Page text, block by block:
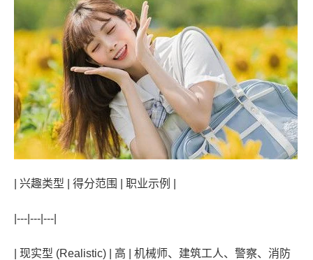
| 兴趣类型 | 得分范围 | 职业示例 |
|---|---|---|
| 现实型 (Realistic) | 高 | 机械师、建筑工人、警察、消防